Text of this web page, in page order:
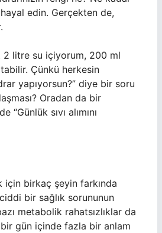
hayal edin. Gerçekten de,
2 litre su içiyorum, 200 ml
Çünkü herkesin
yapıyorsun?” diye bir soru
Oradan da bir
sıvı alımını
için birkaç şeyin farkında
bir sağlık sorununun
metabolik rahatsızlıklar da
gün içinde fazla bir anlam